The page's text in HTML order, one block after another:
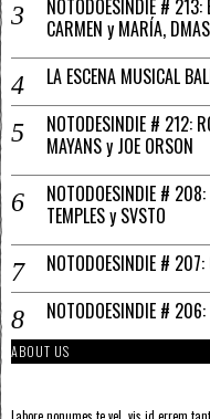
NOTODOESINDIE # 213:
CARMEN y MARÍA,
LA ESCENA MUSICAL
NOTODESINDIE # 212:
MAYANS y JOE ORSON
NOTODOESINDIE #
TEMPLES y SVSTO
NOTODOESINDIE #
NOTODOESINDIE # 206:
ABOUT US